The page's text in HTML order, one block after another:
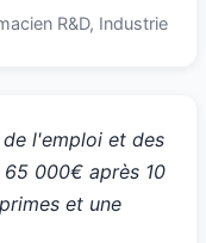
R&D, Industrie
l'emploi et des
000€ après 10
et une